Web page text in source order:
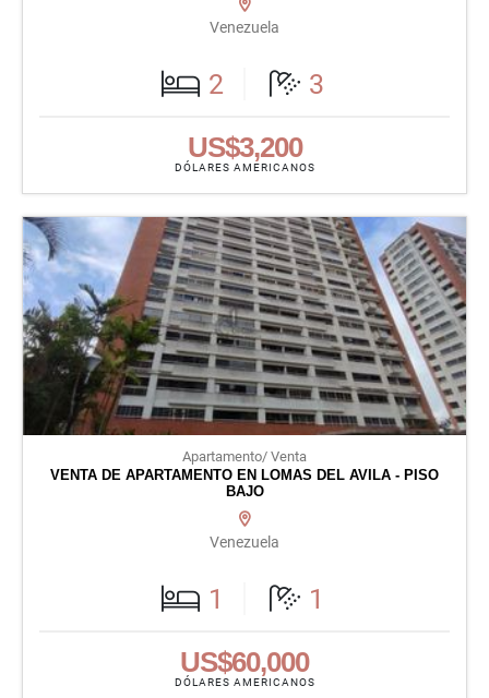
Venezuela
2 3
US$3,200
DÓLARES AMERICANOS
Apartamento/ Venta
VENTA DE APARTAMENTO EN LOMAS DEL AVILA - PISO
BAJO
Venezuela
1 1
US$60,000
DÓLARES AMERICANOS